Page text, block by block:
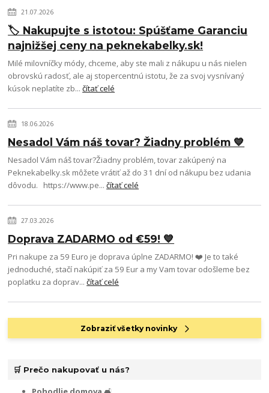
21.07.2026
🏷️ Nakupujte s istotou: Spúšťame Garanciu
najnižšej ceny na peknekabelky.sk!
Milé milovníčky módy, chceme, aby ste mali z nákupu u nás nielen
obrovskú radosť, ale aj stopercentnú istotu, že za svoj vysnívaný
kúsok neplatíte zb...čítať celé
18.06.2026
Nesadol Vám náš tovar? Žiadny problém 💙
Nesadol Vám náš tovar?Žiadny problém, tovar zakúpený na
Peknekabelky.sk môžete vrátiť až do 31 dní od nákupu bez udania
dôvodu. https://www.pe...čítať celé
27.03.2026
Doprava ZADARMO od €59! 💙
Pri nakupe za 59 Euro je doprava úplne ZADARMO! ❤️ Je to také
jednoduché, stačí nakúpiť za 59 Eur a my Vam tovar odošleme bez
poplatku za doprav...čítať celé
Zobraziť všetky novinky
🛒 Prečo nakupovať u nás?